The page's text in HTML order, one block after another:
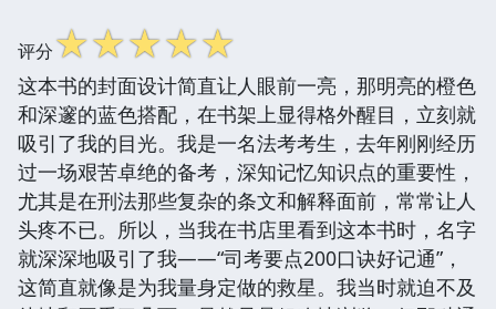
评分☆☆☆☆☆
这本书的封面设计简直让人眼前一亮，那明亮的橙色
和深邃的蓝色搭配，在书架上显得格外醒目，立刻就
吸引了我的目光。我是一名法考考生，去年刚刚经历
过一场艰苦卓绝的备考，深知记忆知识点的重要性，
尤其是在刑法那些复杂的条文和解释面前，常常让人
头疼不已。所以，当我在书店里看到这本书时，名字
就深深地吸引了我——“司考要点200口诀好记通”，
这简直就像是为我量身定做的救星。我当时就迫不及